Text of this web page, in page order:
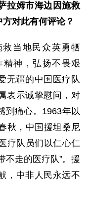
拉姆市海边因施救
对此有何评论？
当地民众英勇牺
神，弘扬不畏艰
无疆的中国医疗队
表示诚挚慰问，对
到痛心。1963年以
秋，中国援坦桑尼
疗队员们以仁心仁
不走的医疗队”。援
，中非人民永远不